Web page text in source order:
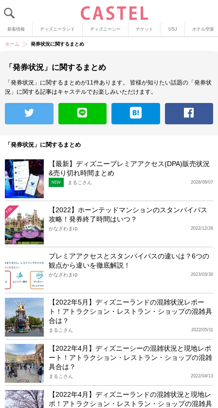
新着情報 ディズニーランド ディズニーシー チケット USJ ホテル空室
ホーム 発券状況に関するまとめ
「発券状況」に関するまとめ
「発券状況」に関するまとめが11件あります。
皆様が知りたい話題の「発券状
況」に関する記事はキャステルでお楽しみいただけます。
「発券状況」に関するまとめ
【最新】ディズニープレミアアクセス(DPA)販売状況
&売り切れ時間まとめ
2026/08/07
NEW まるこさん
TDL
【2022】ホーンテッドマンションのスタンバイパス
攻略！発券終了時間はいつ？
2022/12/26
かなざわまゆ
プレミアアクセスとスタンバイパスの違いは？6つの
観点から違いを徹底解説！
2023/03/30
かなざわまゆ
【2022年5月】ディズニーランドの混雑状況レポー
ト！アトラクション・レストラン・ショップの混雑具
合は？
2022/05/11
まるこさん
【2022年4月】ディズニーシーの混雑状況と現地レポ
ート！アトラクション・レストラン・ショップの混雑
具合は？
2022/04/13
まるこさん
【2022年4月】ディズニーランドの混雑状況と現地レ
ポ！アトラクション・レストラン・ショップの混雑具